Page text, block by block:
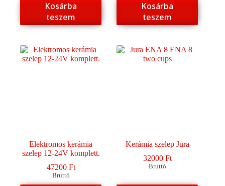
Kosárba
teszem
Kosárba
teszem
Elektromos kerámia
szelep 12-24V komplett.
47200 Ft
Bruttó
Kerámia szelep Jura
32000 Ft
Bruttó